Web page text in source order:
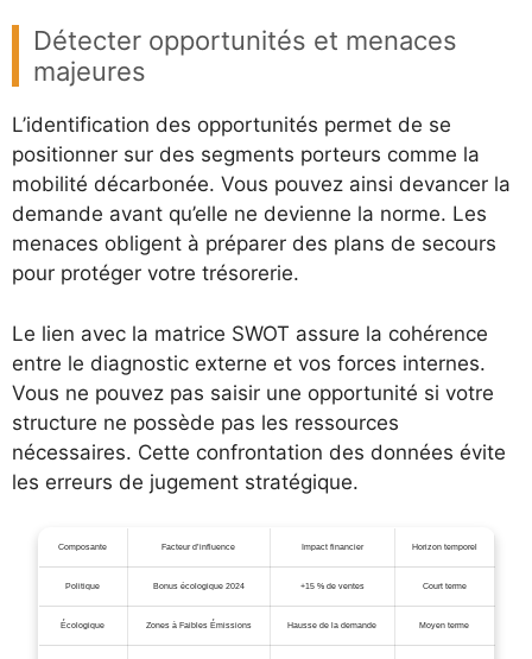
Détecter opportunités et menaces
majeures
L’identification des opportunités permet de se
positionner sur des segments porteurs comme la
mobilité décarbonée. Vous pouvez ainsi devancer la
demande avant qu’elle ne devienne la norme. Les
menaces obligent à préparer des plans de secours
pour protéger votre trésorerie.
Le lien avec la matrice SWOT assure la cohérence
entre le diagnostic externe et vos forces internes.
Vous ne pouvez pas saisir une opportunité si votre
structure ne possède pas les ressources
nécessaires. Cette confrontation des données évite
les erreurs de jugement stratégique.
Composante Facteur d’influence Impact financier Horizon temporel
Politique Bonus écologique 2024 +15 % de ventes Court terme
Écologique Zones à Faibles Émissions Hausse de la demande Moyen terme